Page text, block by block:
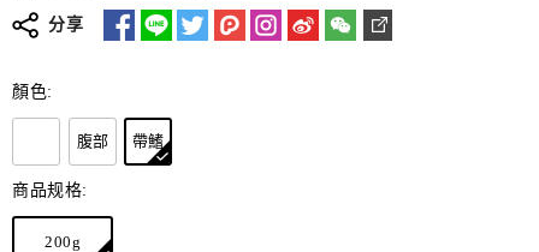
分享
顏色:
腹部 帶鰭
商品规格:
200g